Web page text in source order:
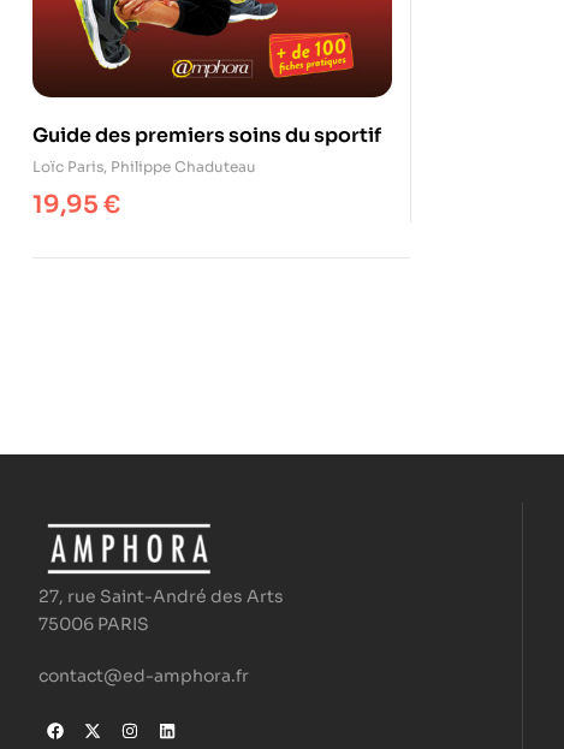
Guide des premiers soins du sportif
Loïc Paris, Philippe Chaduteau
19,95 €
27, rue Saint-André des Arts
75006 PARIS
contact@ed-amphora.fr